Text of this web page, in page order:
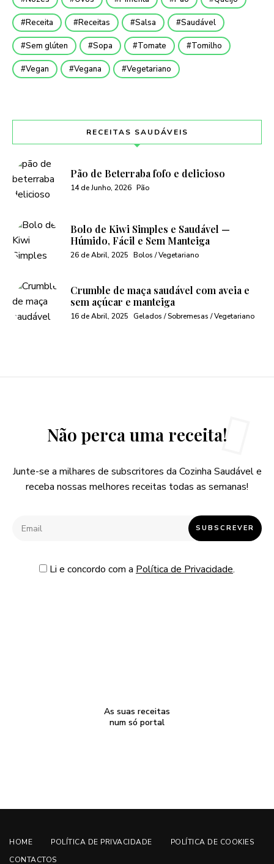
Receita Receitas Salsa Saudável
Sem glúten Sopa Tomate Tomilho
Vegan Vegana Vegetariano
RECEITAS SAUDÁVEIS
Pão de Beterraba fofo e delicioso
14 de Junho, 2026 Pão
Bolo de Kiwi Simples e Saudável —
Húmido, Fácil e Sem Manteiga
26 de Abril, 2025 Bolos / Vegetariano
Crumble de maça saudável com aveia e
sem açúcar e manteiga
16 de Abril, 2025 Gelados / Sobremesas / Vegetariano
Não perca uma receita!
Junte-se a milhares de subscritores da Cozinha Saudável e
receba nossas melhores receitas todas as semanas!
Li e concordo com a Política de Privacidade.
As suas receitas
num só portal
HOME POLÍTICA DE PRIVACIDADE
POLÍTICA DE COOKIES
CONTACTOS